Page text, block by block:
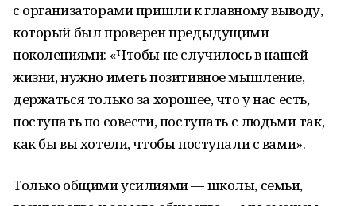
с организаторами пришли к главному выводу,
который был проверен предыдущими
поколениями: «Чтобы не случилось в нашей
жизни, нужно иметь позитивное мышление,
держаться только за хорошее, что у нас есть,
поступать по совести, поступать с людьми так,
как бы вы хотели, чтобы поступали с вами».
Только общими усилиями — школы, семьи,